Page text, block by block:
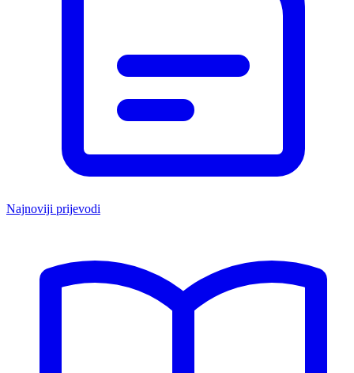
Najnoviji prijevodi